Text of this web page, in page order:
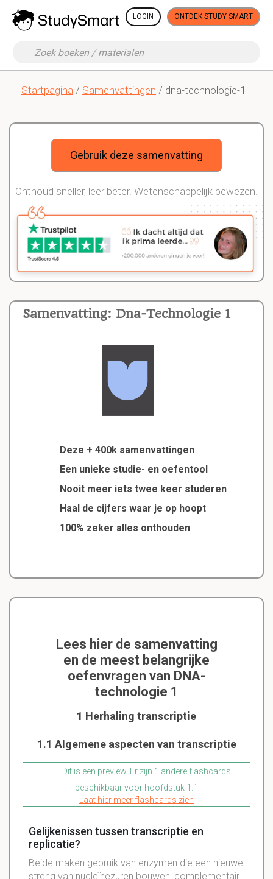
LOGIN ONTDEK STUDY SMART
Startpagina / Samenvattingen / dna-technologie-1
Samenvatting: Dna-Technologie 1
Deze + 400k samenvattingen
Een unieke studie- en oefentool
Nooit meer iets twee keer studeren
Haal de cijfers waar je op hoopt
100% zeker alles onthouden
Gebruik deze samenvatting
Onthoud sneller, leer beter. Wetenschappelijk bewezen.
Lees hier de samenvatting
en de meest belangrijke
oefenvragen van DNA-
technologie 1
1 Herhaling transcriptie
1.1 Algemene aspecten van transcriptie
Dit is een preview. Er zijn 1 andere flashcards
beschikbaar voor hoofdstuk 1.1
Laat hier meer flashcards zien
Gelijkenissen tussen transcriptie en
replicatie?
Beide maken gebruik van enzymen die een nieuwe
streng van nucleïnezuren bouwen, complementair